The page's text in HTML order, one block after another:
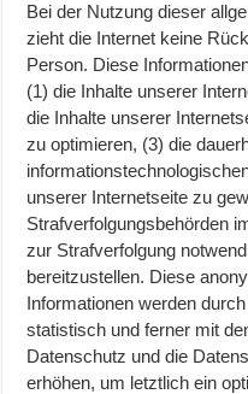
Bei der Nutzung dieser
zieht die Internet keine
Person. Diese
(1) die Inhalte unserer
die Inhalte unserer
zu optimieren, (3) die
unserer Internetseite zu
Strafverfolgungsbehörden
zur Strafverfolgung
bereitzustellen. Diese
Informationen werden
statistisch und ferner mit
Datenschutz und die
erhöhen, um letztlich ein